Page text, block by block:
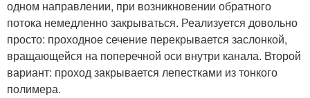
одном направлении, при возникновении обратного
потока немедленно закрываться. Реализуется довольно
просто: проходное сечение перекрывается заслонкой,
вращающейся на поперечной оси внутри канала. Второй
вариант: проход закрывается лепестками из тонкого
полимера.